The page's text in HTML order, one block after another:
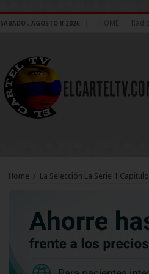
SÁBADO , AGOSTO 8 2026 HOME Radio
Home / La Selección La Serie 1 Capitulo